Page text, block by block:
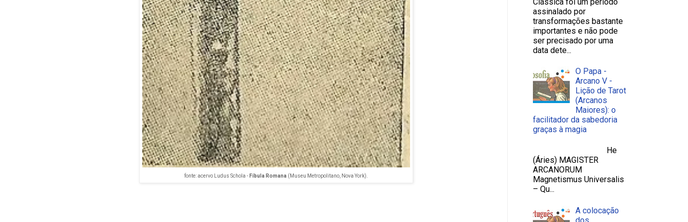
fonte: acervo Ludus Schola - Fíbula Romana (Museu Metropolitano, Nova York).
assinalado por
transformações bastante
importantes e não pode
ser precisado por uma
data dete...
O Papa -
Arcano V -
Lição de Tarot
(Arcanos
Maiores): o
facilitador da sabedoria
graças à magia
He
(Áries) MAGISTER
ARCANORUM
Magnetismus Universalis
– Qu...
A colocação
dos